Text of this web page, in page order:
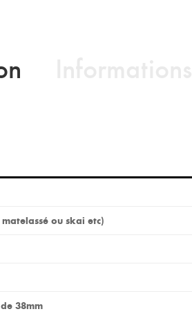
ou skai etc)
38mm